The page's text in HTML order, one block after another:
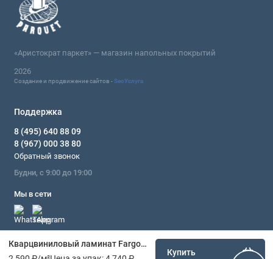
Кварцвиниловый ламинат Fargo Дуб Берлин 70W935
Купить
«Аристократ паркет» — магазин напольных покрытий
2026
Создание и продвижение сайтов -SeoУслуга
Поддержка
8 (495) 640 88 09
8 (967) 000 38 80
Обратный звонок
Будни, с 9:00 до 19:00
Мы в сети